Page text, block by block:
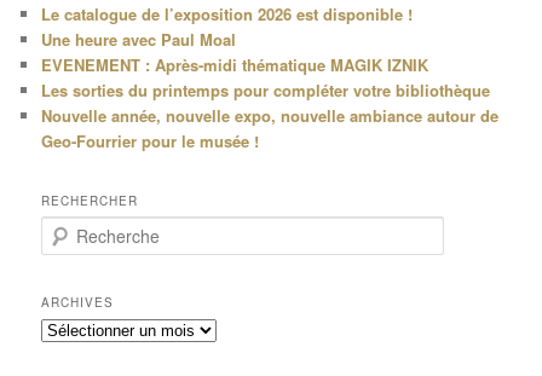
Le catalogue de l’exposition 2026 est disponible !
Une heure avec Paul Moal
EVENEMENT : Après-midi thématique MAGIK IZNIK
Les sorties du printemps pour compléter votre bibliothèque
Nouvelle année, nouvelle expo, nouvelle ambiance autour de
Geo-Fourrier pour le musée !
RECHERCHER
e
h
e
r
ARCHIVES
Archives